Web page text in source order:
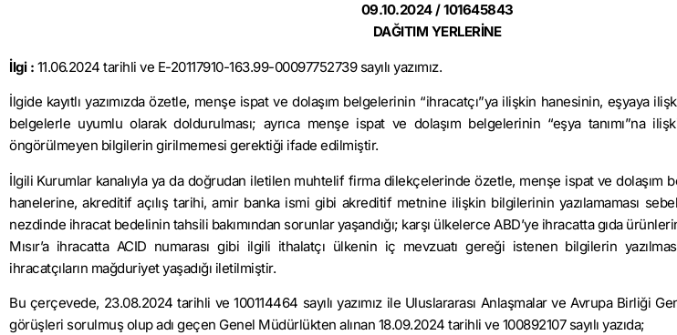
09.10.2024 / 101645843
DAĞITIM YERLERİNE
İlgi : 11.06.2024 tarihli ve E-20117910-163.99-00097752739 sayılı yazımız.
İlgide kayıtlı yazımızda özetle, menşe ispat ve dolaşım belgelerinin “ihracatçı”ya ilişkin hanesinin, eşyaya
belgelerle uyumlu olarak doldurulması; ayrıca menşe ispat ve dolaşım belgelerinin “eşya tanımı”na
öngörülmeyen bilgilerin girilmemesi gerektiği ifade edilmiştir.
İlgili Kurumlar kanalıyla ya da doğrudan iletilen muhtelif firma dilekçelerinde özetle, menşe ispat ve dolaşım
hanelerine, akreditif açılış tarihi, amir banka ismi gibi akreditif metnine ilişkin bilgilerinin yazılamaması
nezdinde ihracat bedelinin tahsili bakımından sorunlar yaşandığı; karşı ülkelerce ABD’ye ihracatta gıda
Mısır’a ihracatta ACID numarası gibi ilgili ithalatçı ülkenin iç mevzuatı gereği istenen bilgilerin
ihracatçıların mağduriyet yaşadığı iletilmiştir.
Bu çerçevede, 23.08.2024 tarihli ve 100114464 sayılı yazımız ile Uluslararası Anlaşmalar ve Avrupa Birliği
görüşleri sorulmuş olup adı geçen Genel Müdürlükten alınan 18.09.2024 tarihli ve 100892107 sayılı yazıda;